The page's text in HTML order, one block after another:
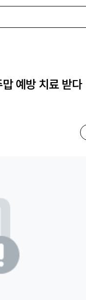
예방 치료 받다